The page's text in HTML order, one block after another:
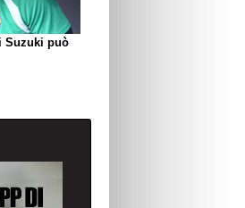
Suzuki può